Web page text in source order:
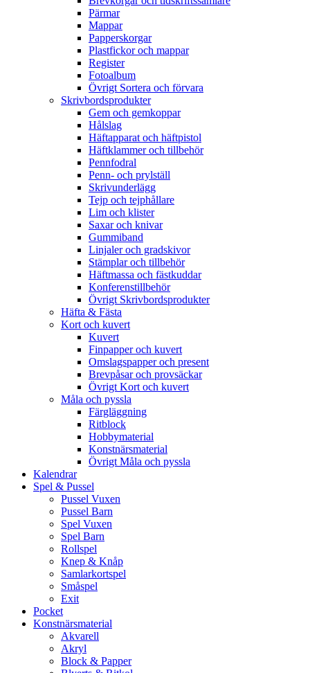
Pärmar
Mappar
Papperskorgar
Plastfickor och mappar
Register
Fotoalbum
Övrigt Sortera och förvara
Skrivbordsprodukter
Gem och gemkoppar
Hålslag
Häftapparat och häftpistol
Häftklammer och tillbehör
Pennfodral
Penn- och prylställ
Skrivunderlägg
Tejp och tejphållare
Lim och klister
Saxar och knivar
Gummiband
Linjaler och gradskivor
Stämplar och tillbehör
Häftmassa och fästkuddar
Konferenstillbehör
Övrigt Skrivbordsprodukter
Häfta & Fästa
Kort och kuvert
Kuvert
Finpapper och kuvert
Omslagspapper och present
Brevpåsar och provsäckar
Övrigt Kort och kuvert
Måla och pyssla
Färgläggning
Ritblock
Hobbymaterial
Konstnärsmaterial
Övrigt Måla och pyssla
Kalendrar
Spel & Pussel
Pussel Vuxen
Pussel Barn
Spel Vuxen
Spel Barn
Rollspel
Knep & Knåp
Samlarkortspel
Småspel
Exit
Pocket
Konstnärsmaterial
Akvarell
Akryl
Block & Papper